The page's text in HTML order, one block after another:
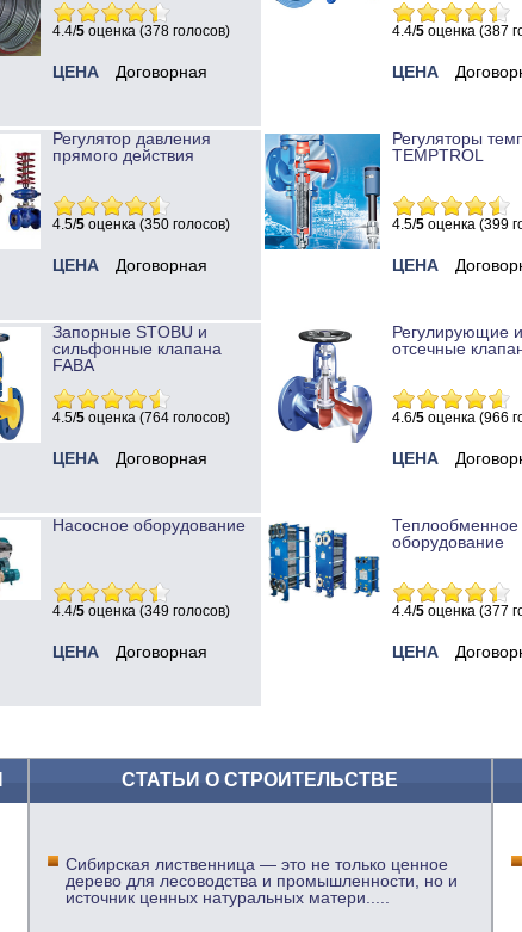
4.4/5 оценка (378 голосов)
ЦЕНА Договорная
4.4/5 оценка (387
ЦЕНА
Регулятор давления
прямого действия
4.5/5 оценка (350 голосов)
ЦЕНА Договорная
Регуляторы
TEMPTROL
4.5/5 оценка (399
ЦЕНА
Запорные STOBU и
сильфонные клапана
FABA
4.5/5 оценка (764 голосов)
ЦЕНА Договорная
Регулирующие и
отсечные
4.6/5 оценка (966
ЦЕНА
Насосное оборудование
4.4/5 оценка (349 голосов)
ЦЕНА Договорная
Теплообменное
оборудование
4.4/5 оценка (377
ЦЕНА
СТАТЬИ О СТРОИТЕЛЬСТВЕ
Сибирская лиственница — это не только ценное
дерево для лесоводства и промышленности, но и
источник ценных натуральных матери